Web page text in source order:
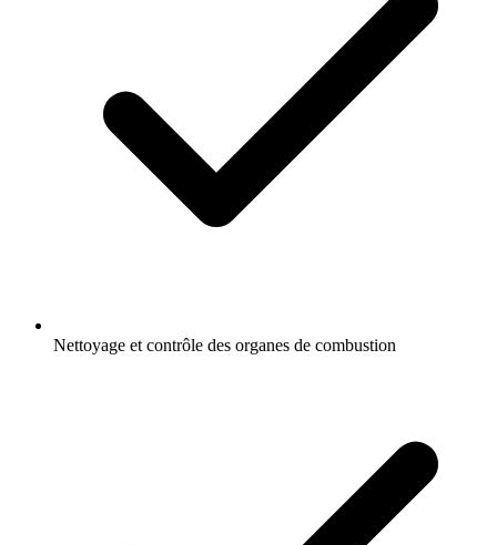
Nettoyage et contrôle des organes de combustion